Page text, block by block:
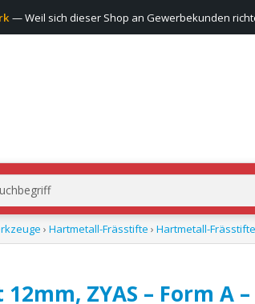
— Weil sich dieser Shop an Gewerbekunden
› Hartmetall-Frässtifte › Hartmetall-
ZYAS – Form A